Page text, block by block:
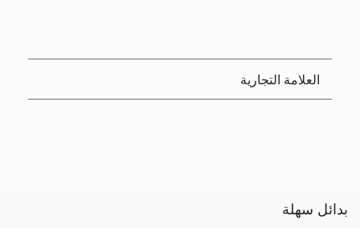
العلامة التجارية
بدائل سهلة